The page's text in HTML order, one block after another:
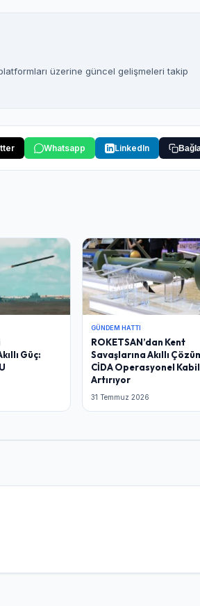
üzerine güncel gelişmeleri takip
Whatsapp LinkedIn
Güç:
GÜNDEM HATTI
ROKETSAN’dan Kent
Savaşlarına Akıllı
CİDA Operasyonel
Artırıyor
31 Temmuz 2026